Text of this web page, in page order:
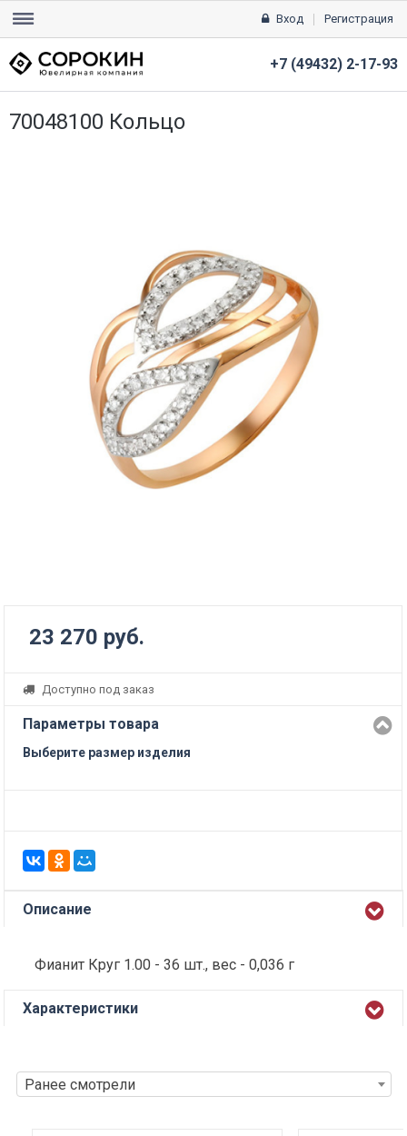
Вход Регистрация
+7 (49432) 2-17-93
70048100 Кольцо
23 270 руб.
Доступно под заказ
Параметры товара
Выберите размер изделия
Описание
Фианит Круг 1.00 - 36 шт., вес - 0,036 г
Характеристики
Ранее смотрели